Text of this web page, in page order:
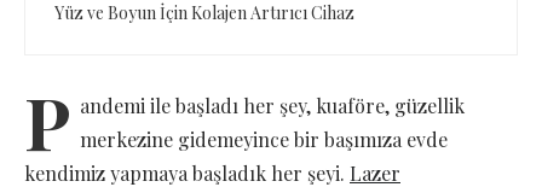
Yüz ve Boyun İçin Kolajen Artırıcı Cihaz
P andemi ile başladı her şey, kuaföre, güzellik
merkezine gidemeyince bir başımıza evde
kendimiz yapmaya başladık her şeyi. Lazer